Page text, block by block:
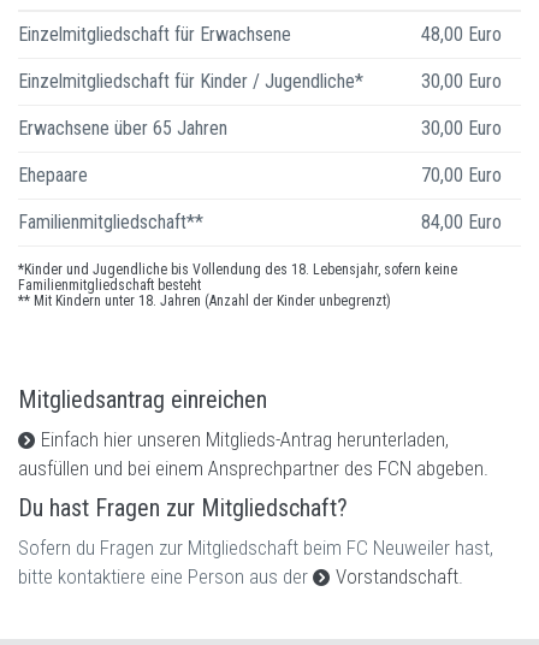
Einzelmitgliedschaft für Erwachsene 48,00 Euro
Einzelmitgliedschaft für Kinder / Jugendliche* 30,00 Euro
Erwachsene über 65 Jahren 30,00 Euro
Ehepaare 70,00 Euro
Familienmitgliedschaft** 84,00 Euro
*Kinder und Jugendliche bis Vollendung des 18. Lebensjahr, sofern keine
Familienmitgliedschaft besteht
** Mit Kindern unter 18. Jahren (Anzahl der Kinder unbegrenzt)
Mitgliedsantrag einreichen
Einfach hier unseren Mitglieds-Antrag herunterladen,
ausfüllen und bei einem Ansprechpartner des FCN abgeben.
Du hast Fragen zur Mitgliedschaft?
Sofern du Fragen zur Mitgliedschaft beim FC Neuweiler hast,
bitte kontaktiere eine Person aus der
Vorstandschaft.